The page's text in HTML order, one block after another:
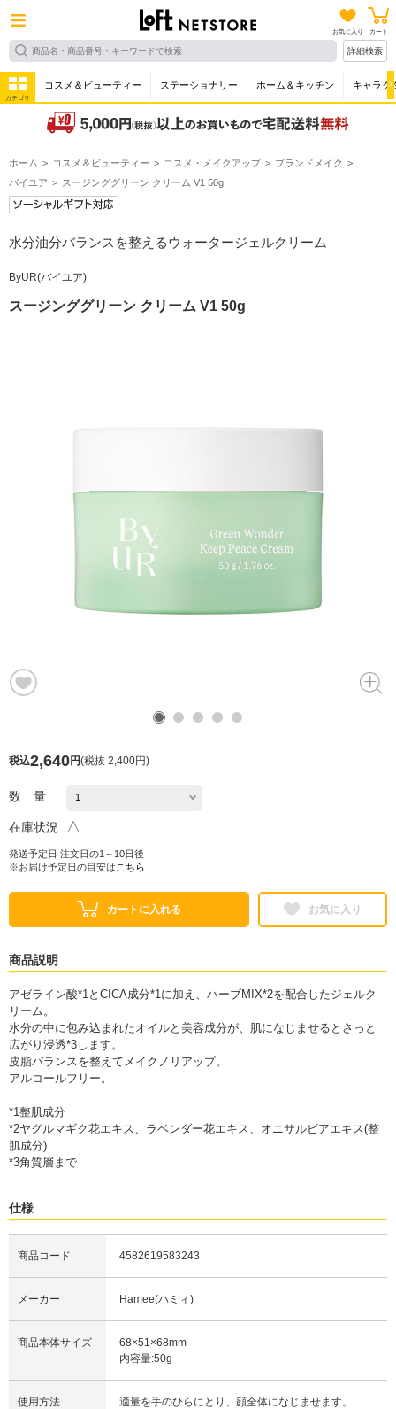
お気に入り カート
詳細検索
カテゴリ
コスメ＆ビューティー ステーショナリー ホーム＆キッチン キャラク
ホーム コスメ＆ビューティー コスメ・メイクアップ
ブランドメイク
バイユア
スージンググリーン クリーム V1 50g
水分油分バランスを整えるウォータージェルクリーム
ByUR(バイユア)
スージンググリーン クリーム V1 50g
税込2,640円(税抜 2,400円)
数 量
在庫状況 △
発送予定日 注文日の1～10日後
※お届け予定日の目安は こちら
カートに入れる お気に入り
商品説明
アゼライン酸*1とCICA成分*1に加え、ハーブMIX*2を配合したジェルク
リーム。
水分の中に包み込まれたオイルと美容成分が、肌になじませるとさっと
広がり浸透*3します。
皮脂バランスを整えてメイクノリアップ。
アルコールフリー。
*1整肌成分
*2ヤグルマギク花エキス、ラベンダー花エキス、オニサルビアエキス(整
肌成分)
*3角質層まで
仕様
商品コード 4582619583243
メーカー Hamee(ハミィ)
商品本体サイズ
68×51×68mm
内容量:50g
使用方法 適量を手のひらにとり、顔全体になじませます。